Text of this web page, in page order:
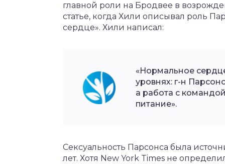
главной роли на Бродвее в
статье, когда Хили описывал роль
сердце». Хили написал:
«Нормальное
уровнях: г-н
а работа с
питание».
Сексуальность Парсонса была
лет. Хотя New York Times не